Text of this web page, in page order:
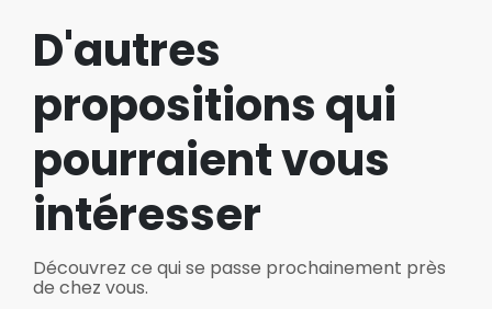
D'autres
propositions qui
pourraient vous
intéresser
Découvrez ce qui se passe prochainement près
de chez vous.